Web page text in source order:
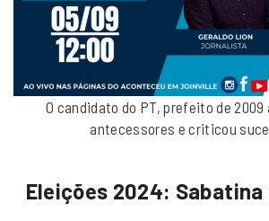
O candidato do PT, prefeito de 2009
antecessores e criticou
Eleições 2024: Sabatina